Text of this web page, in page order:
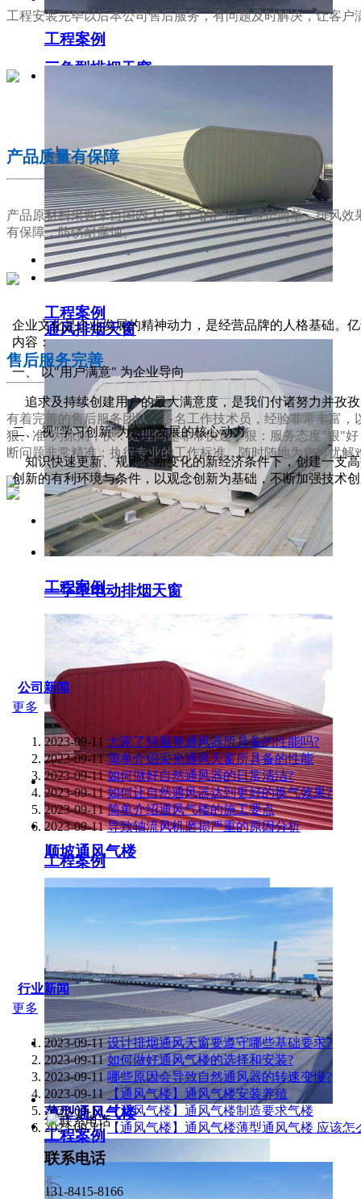
三角型排烟天窗
通风排烟天窗
一字型电动排烟天窗
顺坡通风气楼
薄型通风气楼
工程案例
工程案例
工程案例
工程案例
工程案例
工程安装完毕以后本公司售后服务，有问题及时解决，让客户
产品质量有保障
产品原材料采购来自国内大厂生产的产品，维护简单，排风效
有保障，防锈耐腐蚀。
03
售后服务完善
有着完善的售后服务团队，多名工作技术员，经验非常丰富，
狠、准"为原则，快：处理问题非常快速；狠：服务态度"狠"
断问题非常精准；执行专业的工作标准，随时随地为您排忧解
企业文化是企业发展的精神动力，是经营品牌的人格基础。
内容：
一、 以"用户满意" 为企业导向
追求及持续创建用户的最大满意度，是我们付诸努力并孜
二、 视"学习创新"为企业发展的核心动力
知识快速更新、规则不断变化的新经济条件下，创建一支
创新的有利环境与条件，以观念创新为基础，不断加强技术
公司新闻
更多
2023-09-11 大家了解屋脊通风器所具备的性能吗?
2023-09-11 简单介绍采光通风天窗所具备的性能
2023-09-11 如何做好自然通风器的日常清洁?
2023-09-11 如何让自然通风器达到更好的换气效果?
2023-09-11 简单介绍通风气楼的施工要点
2023-09-11 导致轴流风机磨损严重的原因分析
行业新闻
更多
2023-09-11 设计排烟通风天窗要遵守哪些基础要求?
2023-09-11 如何做好通风气楼的选择和安装?
2023-09-11 哪些原因会导致自然通风器的转速变慢?
2023-09-11 【通风气楼】通风气楼安装养殖
2023-09-11 【通风气楼】通风气楼制造要求气楼
2023-09-11 【通风气楼】通风气楼薄型通风气楼 应该怎
联系电话
131-8415-8166